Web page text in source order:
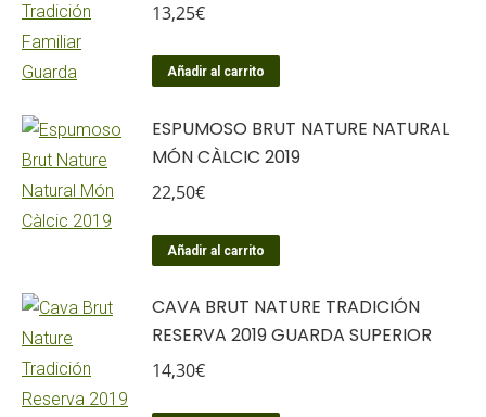
13,25€
Añadir al carrito
ESPUMOSO BRUT NATURE NATURAL
MÓN CÀLCIC 2019
22,50€
Añadir al carrito
CAVA BRUT NATURE TRADICIÓN
RESERVA 2019 GUARDA SUPERIOR
14,30€